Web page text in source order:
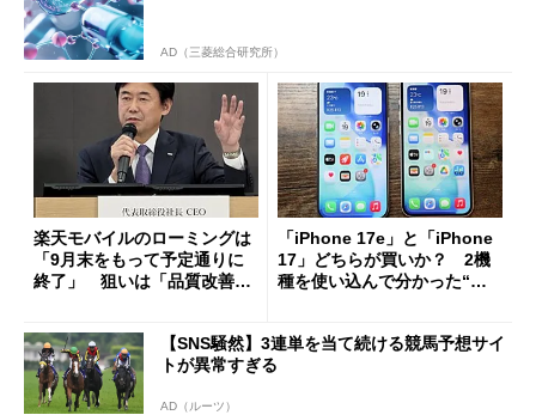
AD（三菱総合研究所）
楽天モバイルのローミングは
「9月末をもって予定通りに
終了」 狙いは「品質改善」
も
「iPhone 17e」と「iPhone
17」どちらが買いか？ 2機
種を使い込んで分かった“ス
【SNS騒然】3連単を当て続ける競馬予想サイ
トが異常すぎる
AD（ルーツ）